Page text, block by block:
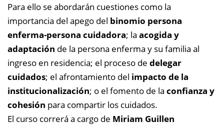
Para ello se abordarán cuestiones como la
importancia del apego del binomio persona
enferma-persona cuidadora; la acogida y
adaptación de la persona enferma y su familia al
ingreso en residencia; el proceso de delegar
cuidados; el afrontamiento del impacto de la
institucionalización; o el fomento de la confianza y
cohesión para compartir los cuidados.
El curso correrá a cargo de Miriam Guillen